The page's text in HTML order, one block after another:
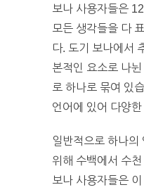
보나 사용자들은
모든 생각들을 다
다. 도기 보나에서
본적인 요소로 나
로 하나로 묶여 있
언어에 있어 다양
일반적으로 하나의
위해 수백에서 수
보나 사용자들은